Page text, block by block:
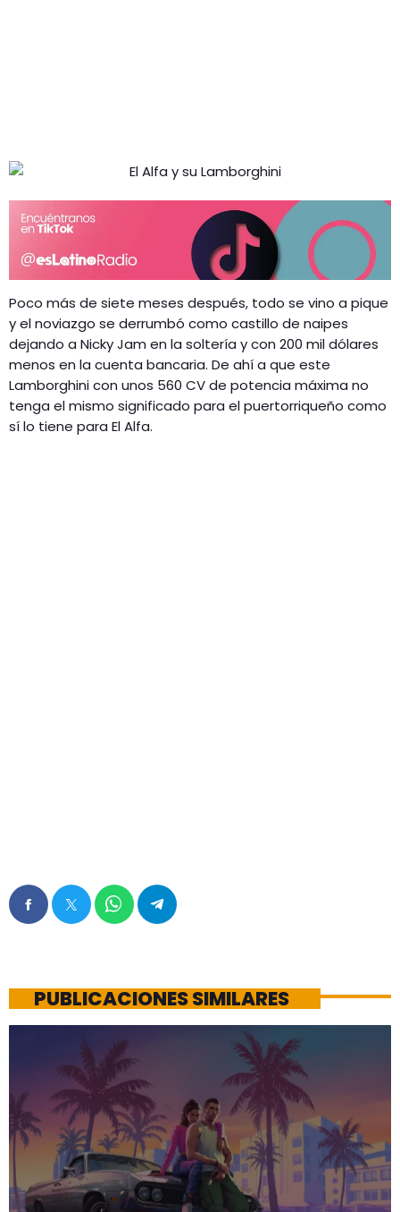
Poco más de siete meses después, todo se vino a pique
y el noviazgo se derrumbó como castillo de naipes
dejando a Nicky Jam en la soltería y con 200 mil dólares
menos en la cuenta bancaria. De ahí a que este
Lamborghini con unos 560 CV de potencia máxima no
tenga el mismo significado para el puertorriqueño como
sí lo tiene para El Alfa.
PUBLICACIONES SIMILARES